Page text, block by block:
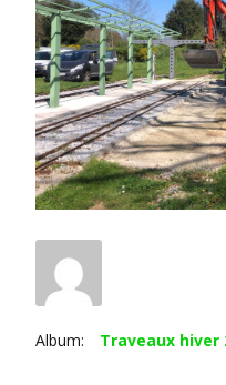
Album: Traveaux hiver